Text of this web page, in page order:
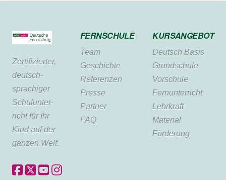
Zertifi­zierter,
deutsch­
sprachiger
Schul­unter­
richt für Ihr
Kind auf der
ganzen Welt.
FERNSCHULE
Team
Geschichte
Referenzen
Presse
Partner
FAQ
KURSANGEBOT
Deutsch Basis
Grundschule
Vorschule
Fernunterricht
Lehrkraft
Material
Förderung